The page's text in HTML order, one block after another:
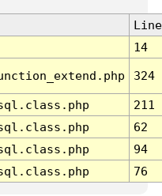
Line
14
324
211
62
94
76